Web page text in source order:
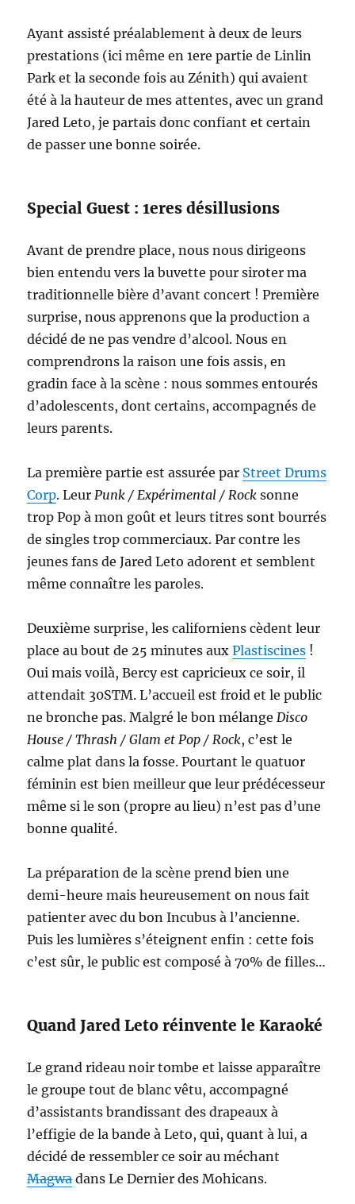
Ayant assisté préalablement à deux de leurs
prestations (ici même en 1ere partie de Linlin
Park et la seconde fois au Zénith) qui avaient
été à la hauteur de mes attentes, avec un grand
Jared Leto, je partais donc confiant et certain
de passer une bonne soirée.
Special Guest : 1eres désillusions
Avant de prendre place, nous nous dirigeons
bien entendu vers la buvette pour siroter ma
traditionnelle bière d’avant concert ! Première
surprise, nous apprenons que la production a
décidé de ne pas vendre d’alcool. Nous en
comprendrons la raison une fois assis, en
gradin face à la scène : nous sommes entourés
d’adolescents, dont certains, accompagnés de
leurs parents.
La première partie est assurée par Street Drums
Corp. LeurPunk / Expérimental / Rock sonne
trop Pop à mon goût et leurs titres sont bourrés
de singles trop commerciaux. Par contre les
jeunes fans de Jared Leto adorent et semblent
même connaître les paroles.
Deuxième surprise, les californiens cèdent leur
place au bout de 25 minutes auxPlastiscines !
Oui mais voilà, Bercy est capricieux ce soir, il
attendait 30STM. L’accueil est froid et le public
ne bronche pas. Malgré le bon mélangeDisco
House / Thrash / Glam et Pop / Rock, c’est le
calme plat dans la fosse. Pourtant le quatuor
féminin est bien meilleur que leur prédécesseur
même si le son (propre au lieu) n’est pas d’une
bonne qualité.
La préparation de la scène prend bien une
demi-heure mais heureusement on nous fait
patienter avec du bon Incubus à l’ancienne.
Puis les lumières s’éteignent enfin : cette fois
c’est sûr, le public est composé à 70% de filles…
Quand Jared Leto réinvente le Karaoké
Le grand rideau noir tombe et laisse apparaître
le groupe tout de blanc vêtu, accompagné
d’assistants brandissant des drapeaux à
l’effigie de la bande à Leto, qui, quant à lui, a
décidé de ressembler ce soir au méchant
Magwadans Le Dernier des Mohicans.